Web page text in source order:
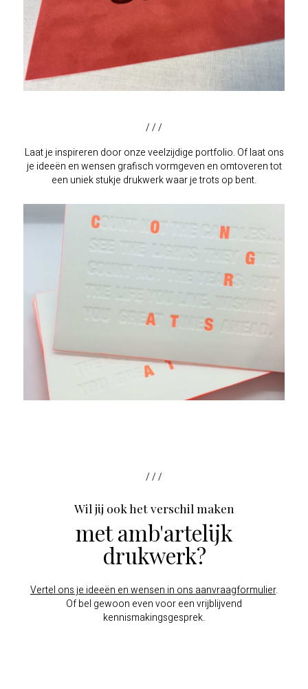
/ / /
Laat je inspireren door onze veelzijdige portfolio. Of laat ons
je ideeën en wensen grafisch vormgeven en omtoveren tot
een uniek stukje drukwerk waar je trots op bent.
/ / /
Wil jij ook het verschil maken
met amb'artelijk
drukwerk?
Vertel ons je ideeën en wensen in ons aanvraagformulier.
Of bel gewoon even voor een vrijblijvend
kennismakingsgesprek.